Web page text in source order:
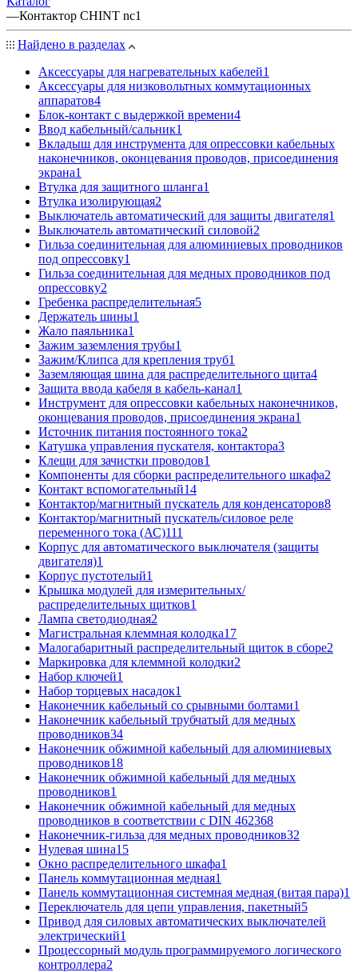
—Контактор CHINT nc1
Найдено в разделах
Аксессуары для нагревательных кабелей1
Аксессуары для низковольтных коммутационных
аппаратов4
Блок-контакт с выдержкой времени4
Ввод кабельный/сальник1
Вкладыш для инструмента для опрессовки кабельных
наконечников, оконцевания проводов, присоединения
экрана1
Втулка для защитного шланга1
Втулка изолирующая2
Выключатель автоматический для защиты двигателя1
Выключатель автоматический силовой2
Гильза соединительная для алюминиевых проводников
под опрессовку1
Гильза соединительная для медных проводников под
опрессовку2
Гребенка распределительная5
Держатель шины1
Жало паяльника1
Зажим заземления трубы1
Зажим/Клипса для крепления труб1
Заземляющая шина для распределительного щита4
Защита ввода кабеля в кабель-канал1
Инструмент для опрессовки кабельных наконечников,
оконцевания проводов, присоединения экрана1
Источник питания постоянного тока2
Катушка управления пускателя, контактора3
Клещи для зачистки проводов1
Компоненты для сборки распределительного шкафа2
Контакт вспомогательный14
Контактор/магнитный пускатель для конденсаторов8
Контактор/магнитный пускатель/силовое реле
переменного тока (АС)111
Корпус для автоматического выключателя (защиты
двигателя)1
Корпус пустотелый1
Крышка модулей для измерительных/
распределительных щитков1
Лампа светодиодная2
Магистральная клеммная колодка17
Малогабаритный распределительный щиток в сборе2
Маркировка для клеммной колодки2
Набор ключей1
Набор торцевых насадок1
Наконечник кабельный со срывными болтами1
Наконечник кабельный трубчатый для медных
проводников34
Наконечник обжимной кабельный для алюминиевых
проводников18
Наконечник обжимной кабельный для медных
проводников1
Наконечник обжимной кабельный для медных
проводников в соответствии с DIN 462368
Наконечник-гильза для медных проводников32
Нулевая шина15
Окно распределительного шкафа1
Панель коммутационная медная1
Панель коммутационная системная медная (витая пара)1
Переключатель для цепи управления, пакетный5
Привод для силовых автоматических выключателей
электрический1
Процессорный модуль программируемого логического
контроллера2